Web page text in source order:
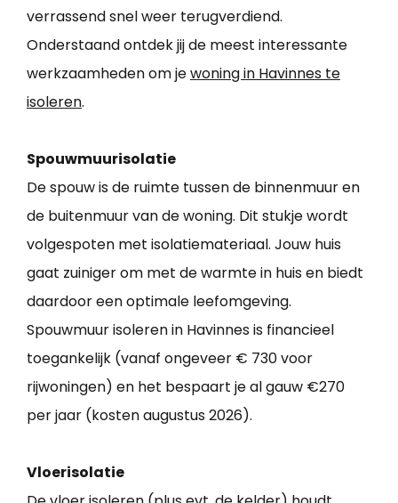
verrassend snel weer terugverdiend.
Onderstaand ontdek jij de meest interessante
werkzaamheden om jewoning in Havinnes te
isoleren.
Spouwmuurisolatie
De spouw is de ruimte tussen de binnenmuur en
de buitenmuur van de woning. Dit stukje wordt
volgespoten met isolatiemateriaal. Jouw huis
gaat zuiniger om met de warmte in huis en biedt
daardoor een optimale leefomgeving.
Spouwmuur isoleren in Havinnes is financieel
toegankelijk (vanaf ongeveer € 730 voor
rijwoningen) en het bespaart je al gauw €270
per jaar (kosten augustus 2026).
Vloerisolatie